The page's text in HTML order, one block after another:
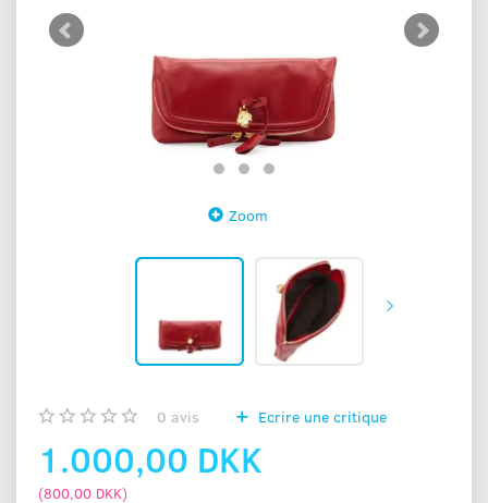
Zoom
0 avis Ecrire une critique
1.000,00 DKK
(800,00 DKK)